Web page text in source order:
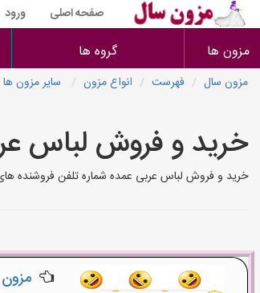
صفحه اصلی ورود
مزون ها گروه ها
مزون سال فهرست انواع مزون سایر مزون ها
خرید و فروش لباس
خرید و فروش لباس عربی عمده شماره تلفن فروشنده